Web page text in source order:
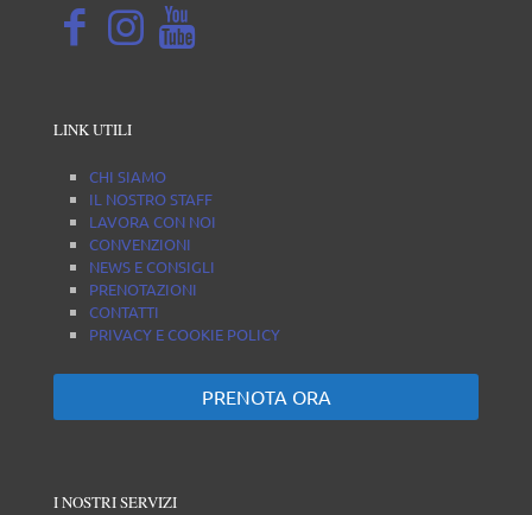
LINK UTILI
CHI SIAMO
IL NOSTRO STAFF
LAVORA CON NOI
CONVENZIONI
NEWS E CONSIGLI
PRENOTAZIONI
CONTATTI
PRIVACY E COOKIE POLICY
PRENOTA ORA
I NOSTRI SERVIZI